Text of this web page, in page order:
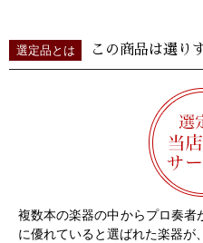
選定品とは この商品は選り
複数本の楽器の中からプロ奏
に優れていると選ばれた楽器が